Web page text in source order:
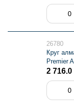
26780
Круг
Premier
2 716.0